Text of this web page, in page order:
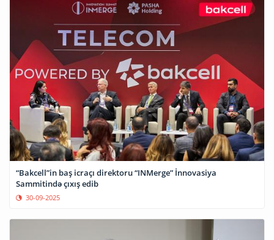
“Bakcell”in baş icraçı direktoru “INMerge” İnnovasiya
Sammitində çıxış edib
30-09-2025